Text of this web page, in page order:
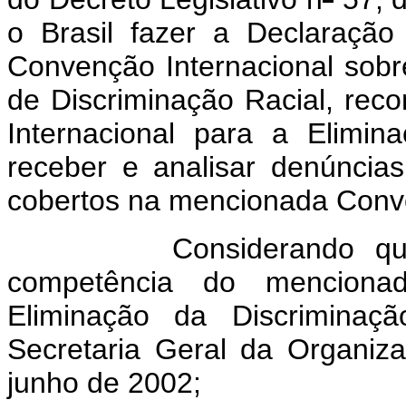
o Brasil fazer a
Convenção Internacional
de Discriminação Racial,
Internacional para a
receber e analisar
cobertos na mencionada
Considerando que a
competência do
Eliminação da
Secretaria Geral da
junho de 2002;